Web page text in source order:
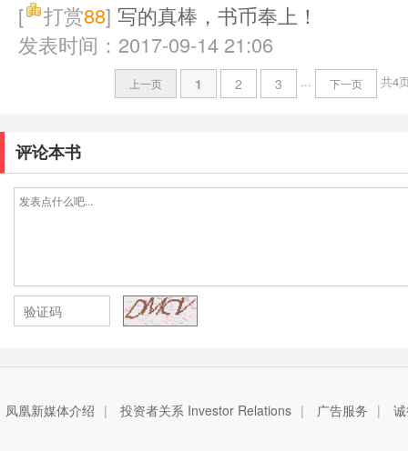
[ 打赏88] 写的真棒，书币奉上！
发表时间：2017-09-14 21:06
上一页 1 2 3 ... 下一页 共4
评论本书
凤凰新媒体介绍 | 投资者关系 Investor Relations | 广告服务 |